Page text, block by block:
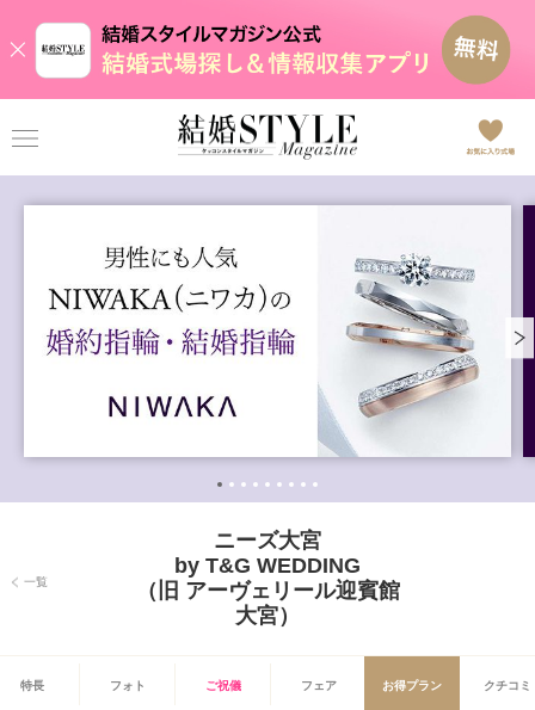
一覧
ニーズ大宮
by T&G WEDDING
（旧 アーヴェリール迎賓館
大宮）
特長 フォト ご祝儀 フェア お得プラン クチコミ